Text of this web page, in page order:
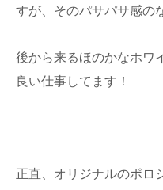
すが、そのパサパサ感の
後から来るほのかなホワ
良い仕事してます！
正直、オリジナルのポロ